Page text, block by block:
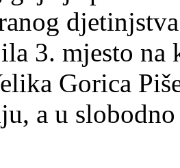
3. mjesto na
Gorica
a u